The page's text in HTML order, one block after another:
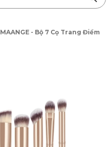
MAANGE - Bộ 7 Cọ Trang Điểm